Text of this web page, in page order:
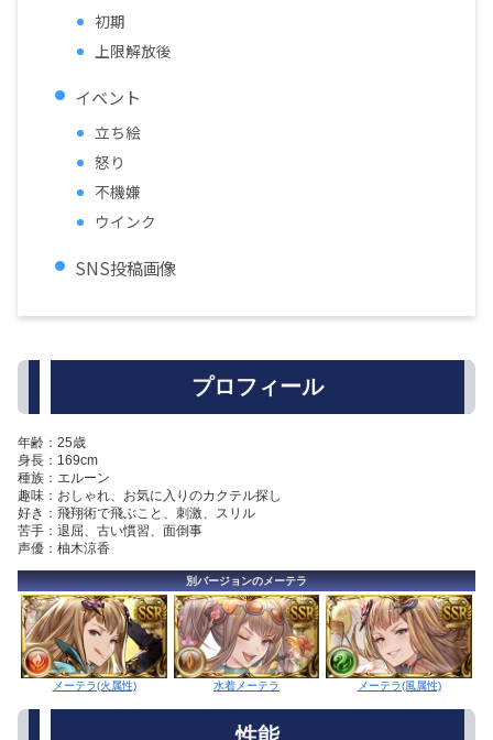
初期
上限解放後
イベント
立ち絵
怒り
不機嫌
ウインク
SNS投稿画像
プロフィール
年齢：25歳
身長：169cm
種族：エルーン
趣味：おしゃれ、お気に入りのカクテル探し
好き：飛翔術で飛ぶこと、刺激、スリル
苦手：退屈、古い慣習、面倒事
声優：柚木涼香
別バージョンのメーテラ
メーテラ(火属性) 水着メーテラ メーテラ(風属性)